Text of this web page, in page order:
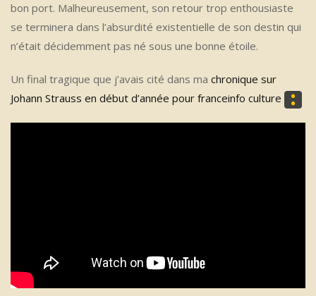
bon port. Malheureusement, son retour trop enthousiaste
se terminera dans l’absurdité existentielle de son destin qui
n’était décidemment pas né sous une bonne étoile.
Un final tragique que j’avais cité dans ma chronique sur
Johann Strauss en début d’année pour franceinfo culture